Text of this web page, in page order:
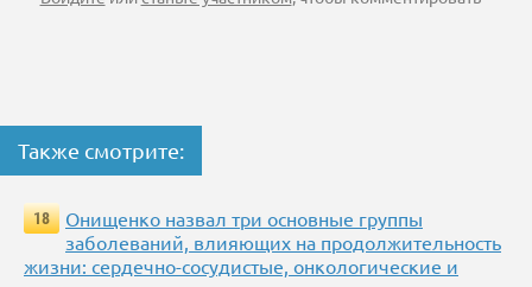
Также смотрите:
18
Онищенко назвал три основные группы
заболеваний, влияющих на продолжительность
жизни: сердечно-сосудистые, онкологические и